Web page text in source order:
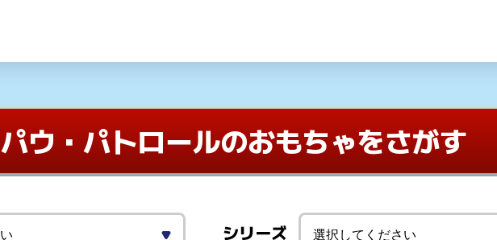
パウ・パトロールのおもちゃをさがす
シリーズ